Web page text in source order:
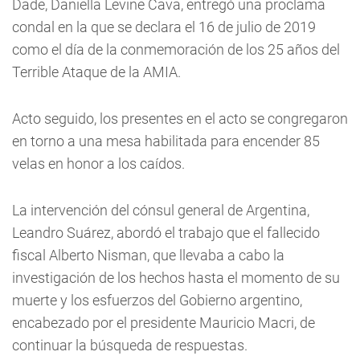
Dade, Daniella Levine Cava, entregó una proclama
condal en la que se declara el 16 de julio de 2019
como el día de la conmemoración de los 25 años del
Terrible Ataque de la AMIA.
Acto seguido, los presentes en el acto se congregaron
en torno a una mesa habilitada para encender 85
velas en honor a los caídos.
La intervención del cónsul general de Argentina,
Leandro Suárez, abordó el trabajo que el fallecido
fiscal Alberto Nisman, que llevaba a cabo la
investigación de los hechos hasta el momento de su
muerte y los esfuerzos del Gobierno argentino,
encabezado por el presidente Mauricio Macri, de
continuar la búsqueda de respuestas.